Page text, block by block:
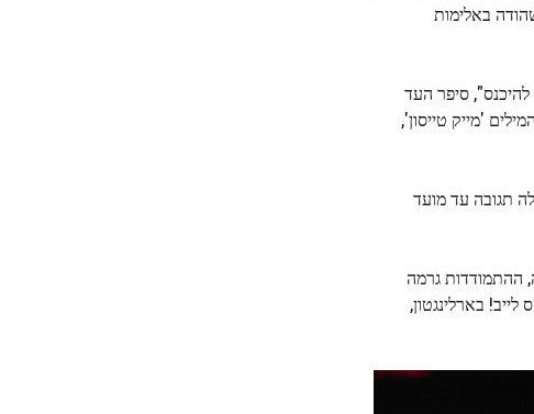
באלימות
סיפר העד
'מייק טייסון',
תגובה עד מועד
נטפליקס. עד כה, ההתמודדות גרמה
נפגשו לקרב שכל בטקסס לייב! בארלינגטון,